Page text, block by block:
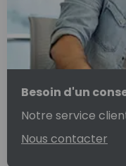
Besoin d'un
Notre service
Nous contacter